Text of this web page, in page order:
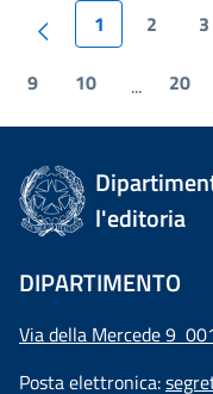
1 2 3
9 10 ... 20
l'editoria
DIPARTIMENTO
Via della Mercede 9
Posta elettronica: